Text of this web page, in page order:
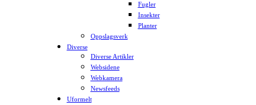
Fugler
Insekter
Planter
Oppslagsverk
Diverse
Diverse Artikler
Websidene
Webkamera
Newsfeeds
Uformelt